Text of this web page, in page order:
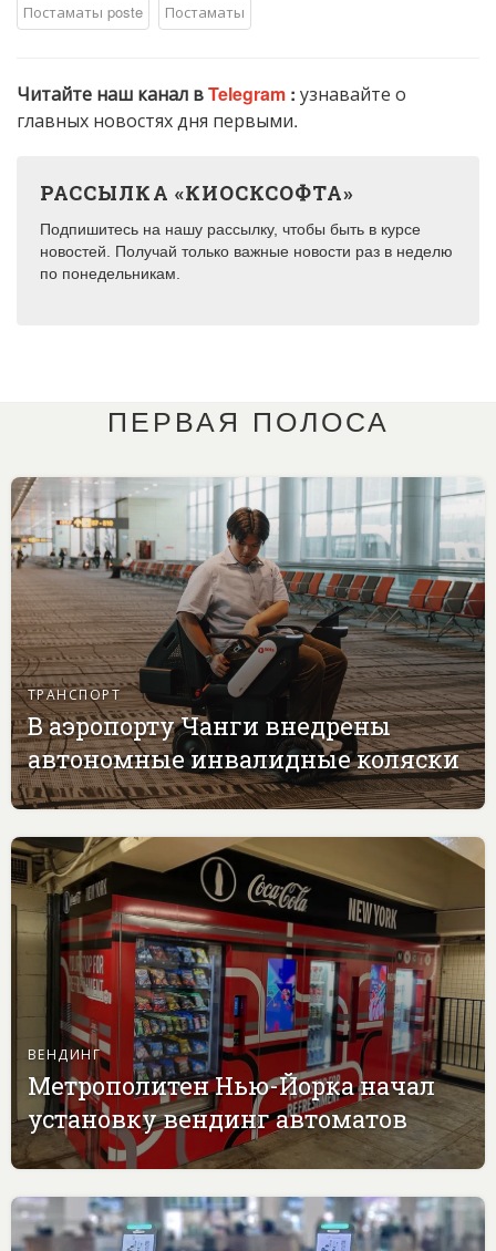
Постаматы poste
Постаматы
Читайте наш канал вTelegram : узнавайте о
главных новостях дня первыми.
РАССЫЛКА «КИОСКСОФТА»
Подпишитесь на нашу рассылку, чтобы быть в курсе
новостей. Получай только важные новости раз в неделю
по понедельникам.
ПЕРВАЯ ПОЛОСА
ТРАНСПОРТ
В аэропорту Чанги внедрены
автономные инвалидные коляски
ВЕНДИНГ
Метрополитен Нью-Йорка начал
установку вендинг автоматов